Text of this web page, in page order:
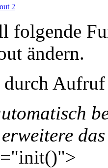
2
folgende
ändern.
durch